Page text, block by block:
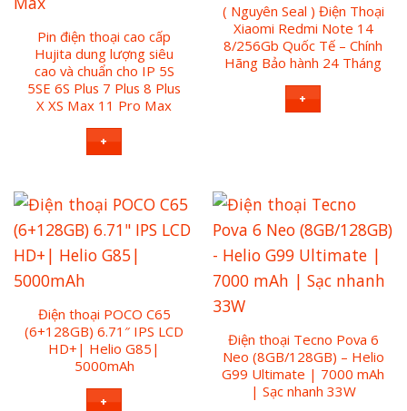
Pin điện thoại cao cấp
Hujita dung lượng siêu
cao và chuẩn cho IP 5S
5SE 6S Plus 7 Plus 8 Plus
X XS Max 11 Pro Max
+
( Nguyên Seal ) Điện Thoại
Xiaomi Redmi Note 14
8/256Gb Quốc Tế – Chính
Hãng Bảo hành 24 Tháng
+
Điện thoại POCO C65
(6+128GB) 6.71″ IPS LCD
HD+| Helio G85|
5000mAh
+
Điện thoại Tecno Pova 6
Neo (8GB/128GB) – Helio
G99 Ultimate | 7000 mAh
| Sạc nhanh 33W